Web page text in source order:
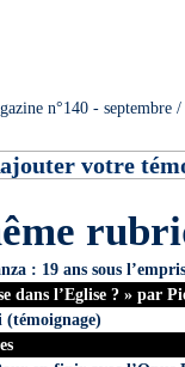
n°140 - septembre /
votre
: 19 ans sous
dans l’Eglise ? » par
(témoignage)